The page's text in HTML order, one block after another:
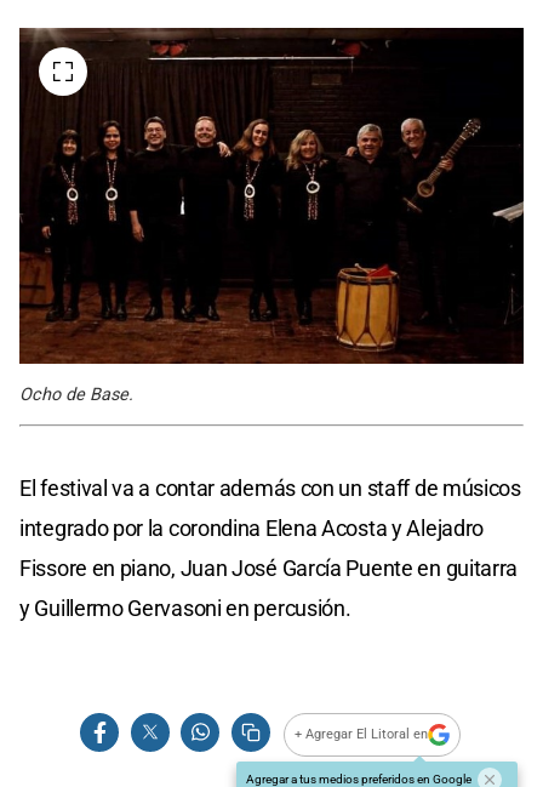
Ocho de Base.
El festival va a contar además con un staff de músicos
integrado por la corondina Elena Acosta y Alejadro
Fissore en piano, Juan José García Puente en guitarra
y Guillermo Gervasoni en percusión.
+ Agregar El Litoral en
Agregar a tus medios preferidos en Google